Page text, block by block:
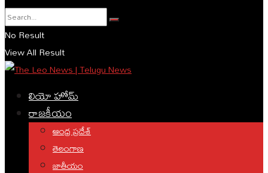
No Result
View All Result
లియో హోమ్
రాజకీయం
ఆంధ్ర ప్రదేశ్
తెలంగాణ
జాతీయం